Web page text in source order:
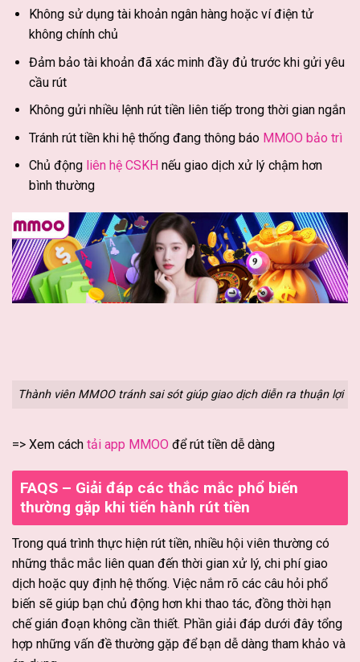
Không sử dụng tài khoản ngân hàng hoặc ví điện tử
không chính chủ
Đảm bảo tài khoản đã xác minh đầy đủ trước khi gửi yêu
cầu rút
Không gửi nhiều lệnh rút tiền liên tiếp trong thời gian ngắn
Tránh rút tiền khi hệ thống đang thông báo MMOO bảo trì
Chủ động liên hệ CSKH nếu giao dịch xử lý chậm hơn
bình thường
Thành viên MMOO tránh sai sót giúp giao dịch diễn ra thuận lợi
=> Xem cách tải app MMOO để rút tiền dễ dàng
FAQS – Giải đáp các thắc mắc phổ biến
thường gặp khi tiến hành rút tiền
Trong quá trình thực hiện rút tiền, nhiều hội viên thường có
những thắc mắc liên quan đến thời gian xử lý, chi phí giao
dịch hoặc quy định hệ thống. Việc nắm rõ các câu hỏi phổ
biến sẽ giúp bạn chủ động hơn khi thao tác, đồng thời hạn
chế gián đoạn không cần thiết. Phần giải đáp dưới đây tổng
hợp những vấn đề thường gặp để bạn dễ dàng tham khảo và